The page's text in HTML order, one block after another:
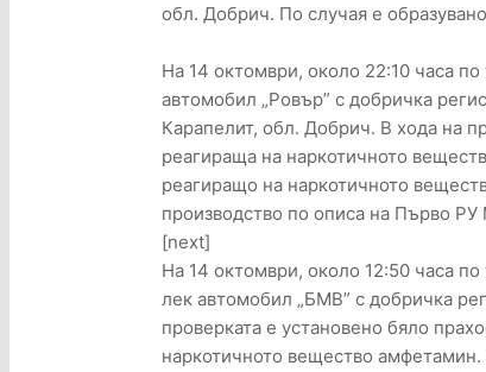
обл. Добрич. По случая е
На 14 октомври, около 22:10 часа
автомобил „Ровър” с добричка
Карапелит, обл. Добрич. В хода на
реагираща на наркотичното
реагиращо на наркотичното
производство по описа на Първо
[next]
На 14 октомври, около 12:50 часа
лек автомобил „БМВ” с добричка
проверката е установено бяло
наркотичното вещество